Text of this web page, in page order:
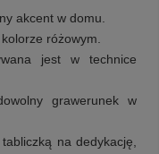
akcent w domu.
różowym.
jest w technice
grawerunek w
na dedykację,